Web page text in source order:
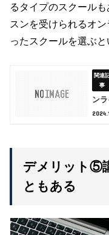
るタイプのスクール
スンを受けられるオ
ったスクールを選ぶと
ン
デメリット⑤
ともある